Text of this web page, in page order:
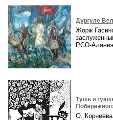
Дургуле
Жорж
РСО-
Тушь и
О.